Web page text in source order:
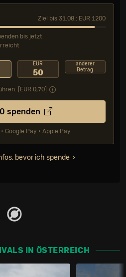
Ziel bis 31.08.: EUR 1200
bis jetzt
EUR
50
anderer
Betrag
[EUR 0,70
spenden
Google Pay • Apple Pay
bevor ich spende
IN ÖSTERREICH